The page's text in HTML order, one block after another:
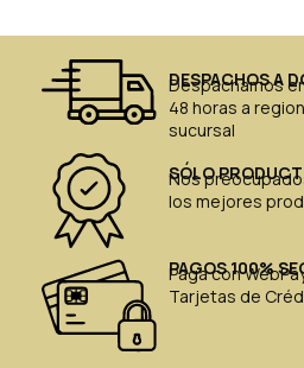
DESPACHOS A
Despachamos
48 horas a
sucursal
SÓLO
Nos
los mejores
PAGOS 100%
Paga con
Tarjetas de